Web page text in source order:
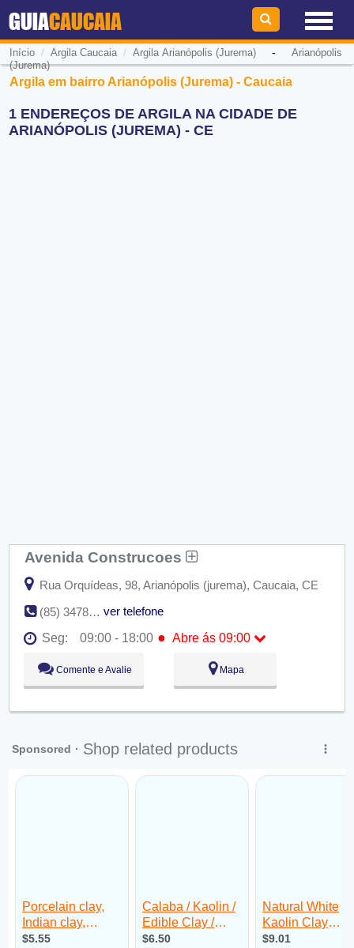
GUIACAUCAIA
Início / Argila Caucaia/ Argila Arianópolis (Jurema)- Arianópolis
(Jurema)
Argila em bairro Arianópolis (Jurema) - Caucaia
1 ENDEREÇOS DE ARGILA NA CIDADE DE
ARIANÓPOLIS (JUREMA) - CE
Avenida Construcoes
Rua Orquídeas, 98, Arianópolis (jurema), Caucaia, CE
(85) 3478-1276
ver telefone
Seg:
09:00 - 18:00 ● Abre ás 09:00
Seg:
Abre ás 09:00
Ter:
09:00 - 18:00
Qua:
09:00 - 18:00
Sex:
09:00 - 18:00
Dom:
Fechado
Comente e Avalie Mapa